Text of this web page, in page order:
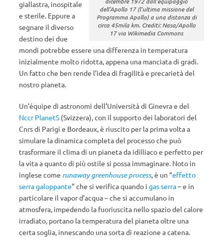
dell’Apollo 17 (l’ultima missione del
Programma Apollo) a una distanza di
circa 45mila km. Crediti: Nasa/Apollo
17 via Wikimedia Commons
giallastra, inospitale
e sterile. Eppure a
segnare il diverso
destino dei due
mondi potrebbe essere una differenza in temperatura
inizialmente molto ridotta, appena una manciata di gradi.
Un fatto che ben rende l’idea di fragilità e precarietà del
nostro pianeta.
Un’équipe di astronomi dell’Università di Ginevra e del
Nccr PlanetS (Svizzera), con il supporto dei laboratori del
Cnrs di Parigi e Bordeaux, è riuscito per la prima volta a
simulare la dinamica completa del processo che può
trasformare il clima di un pianeta da idilliaco e perfetto per
la vita a quanto di più ostile si possa immaginare. Noto in
inglese come runaway greenhouse process, è un “effetto
serra galoppante” che si verifica quando i gas serra– e in
particolare il vapor d’acqua – che si accumulano in
atmosfera, impedendo la fuoriuscita nello spazio del calore
irradiato, portano la temperatura del pianeta oltre una
certa soglia, innescando una sorta di reazione a catena.